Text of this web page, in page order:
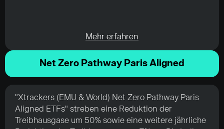
Mehr erfahren
Net Zero Pathway Paris Aligned
"Xtrackers (EMU & World) Net Zero Pathway Paris
Aligned ETFs" streben eine Reduktion der
Treibhausgase um 50% sowie eine weitere jährliche